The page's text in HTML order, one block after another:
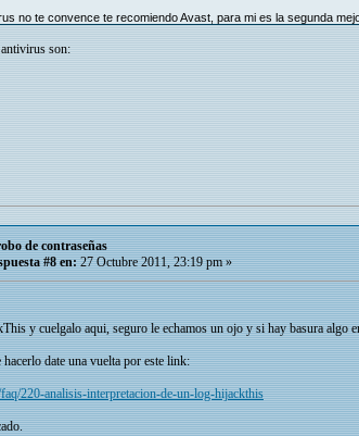
no te convence te recomiendo Avast, para mi es la segunda
son:
de contraseñas
#8 en:27 Octubre 2011, 23:19 pm »
y cuelgalo aqui, seguro le echamos un ojo y si hay basura algo
hacerlo date una vuelta por este link:
220-analisis-interpretacion-de-un-log-hijackthis